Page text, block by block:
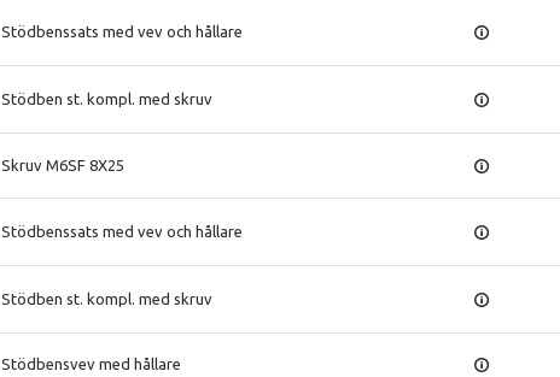
Stödbenssats med vev och hållare
Stödben st. kompl. med skruv
Skruv M6SF 8X25
Stödbenssats med vev och hållare
Stödben st. kompl. med skruv
Stödbensvev med hållare